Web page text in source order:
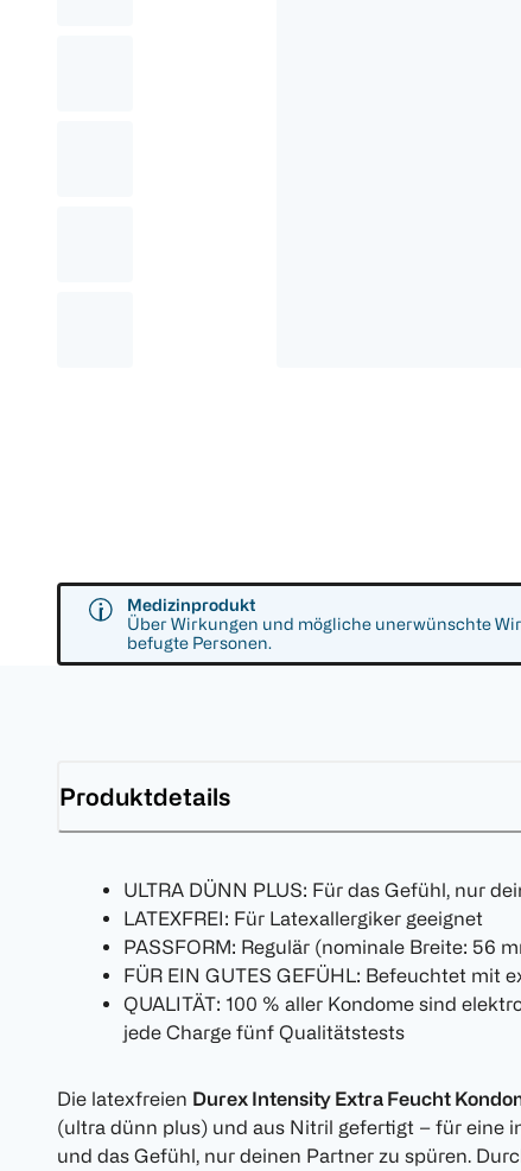
Medizinprodukt
Über Wirkungen und mögliche unerwünschte
befugte Personen.
Produktdetails
ULTRA DÜNN PLUS: Für das Gefühl, nur
LATEXFREI: Für Latexallergiker geeignet
PASSFORM: Regulär (nominale Breite: 56
FÜR EIN GUTES GEFÜHL: Befeuchtet mit
QUALITÄT: 100 % aller Kondome sind
jede Charge fünf Qualitätstests
Die latexfreien Durex Intensity Extra Feucht
(ultra dünn plus) und aus Nitril gefertigt – für eine
und das Gefühl, nur deinen Partner zu spüren.